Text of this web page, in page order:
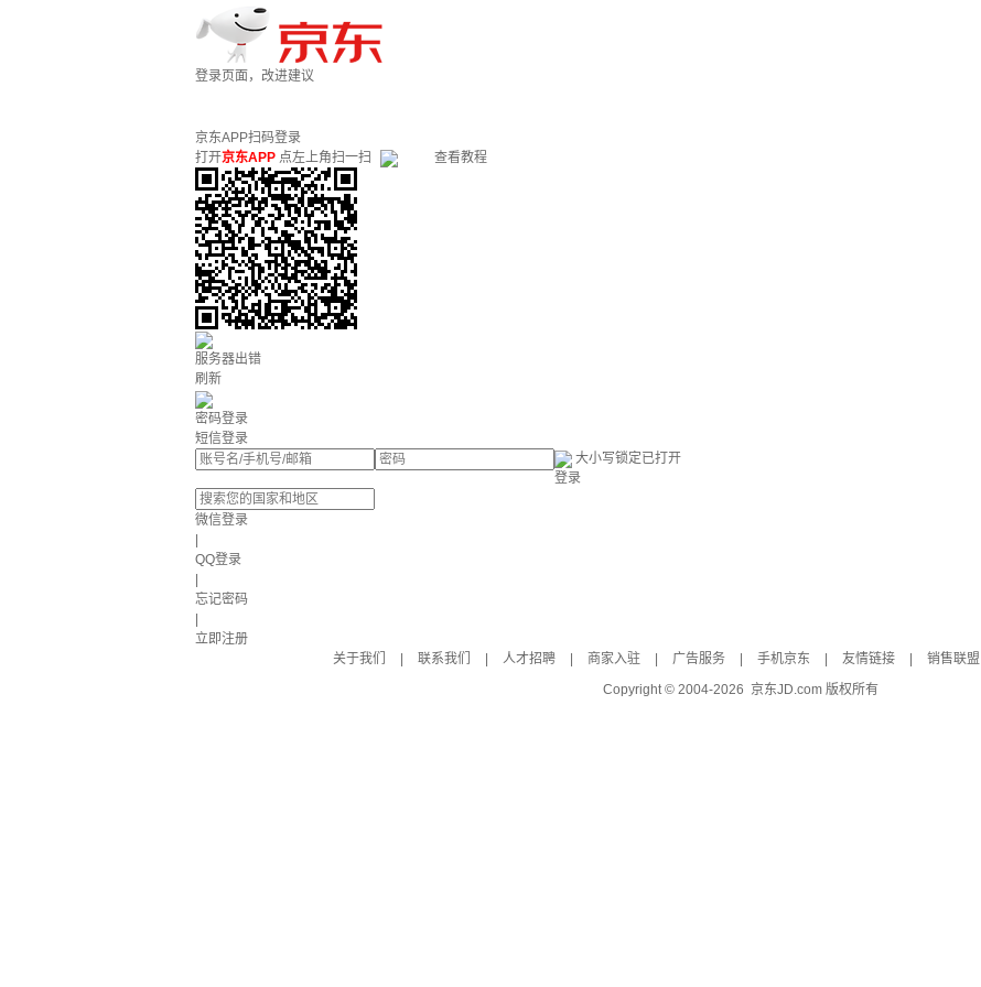
登录页面，改进建议
京东APP扫码登录
打开京东APP 点左上角扫一扫 查看教程
服务器出错
刷新
密码登录
短信登录
大小写锁定已打开
登录
微信登录
QQ登录
忘记密码
立即注册
关于我们
联系我们 人才招聘 商家入驻 广告服务 手机京东 友情链接 销售联盟
Copyright © 2004-2026 京东JD.com 版权所有